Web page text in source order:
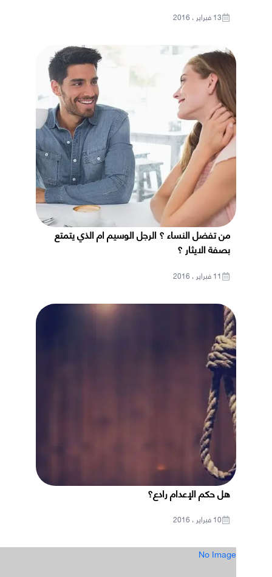
13 فبراير ، 2016
من تفضل النساء ؟ الرجل الوسيم ام الذي يتمتع
بصفة الايثار ؟
11 فبراير ، 2016
هل حكم الإعدام رادع؟
10 فبراير ، 2016
No Image